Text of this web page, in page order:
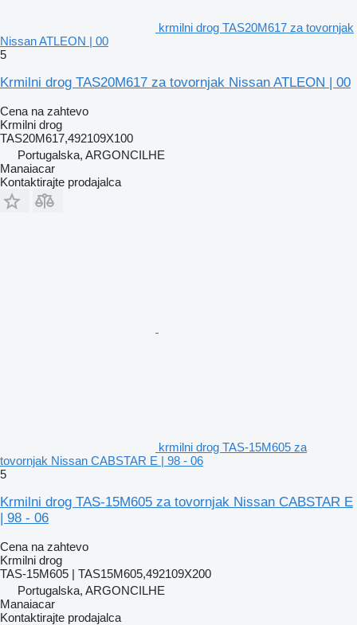
krmilni drog TAS20M617 za tovornjak
Nissan ATLEON | 00
5
Krmilni drog TAS20M617 za tovornjak Nissan ATLEON | 00
Cena na zahtevo
Krmilni drog
TAS20M617,492109X100
Portugalska, ARGONCILHE
Manaiacar
Kontaktirajte prodajalca
krmilni drog TAS-15M605 za
tovornjak Nissan CABSTAR E | 98 - 06
5
Krmilni drog TAS-15M605 za tovornjak Nissan CABSTAR E
| 98 - 06
Cena na zahtevo
Krmilni drog
TAS-15M605 | TAS15M605,492109X200
Portugalska, ARGONCILHE
Manaiacar
Kontaktirajte prodajalca